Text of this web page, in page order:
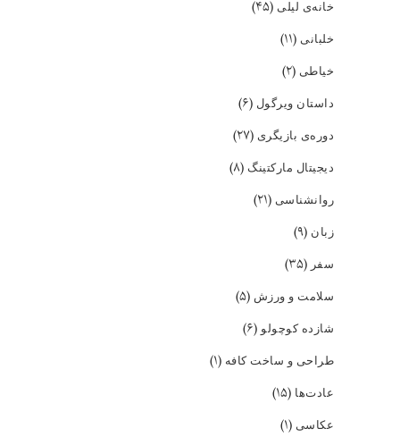
خانه‌ی لیلی (۴۵)
خلبانی (۱۱)
خیاطی (۲)
داستان ویرگول (۶)
دوره‌ی بازیگری (۲۷)
دیجیتال مارکتینگ (۸)
روانشناسی (۲۱)
زبان (۹)
سفر (۳۵)
سلامت و ورزش (۵)
شازده کوچولو(۶)
طراحی و ساخت کافه (۱)
عادت‌ها (۱۵)
عکاسی (۱)